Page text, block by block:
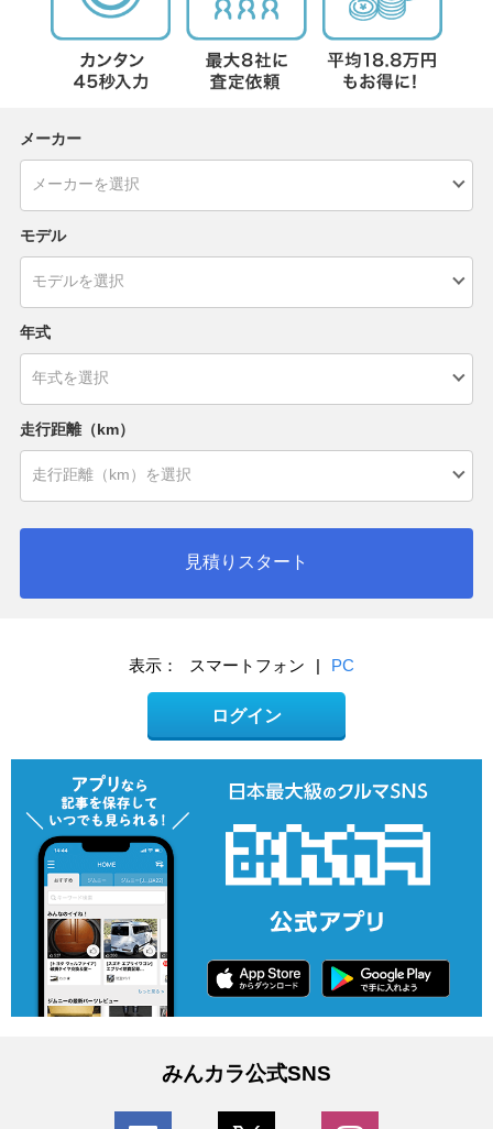
メーカー
モデル
年式
走行距離（km）
見積りスタート
表示： スマートフォン | PC
ログイン
みんカラ公式SNS